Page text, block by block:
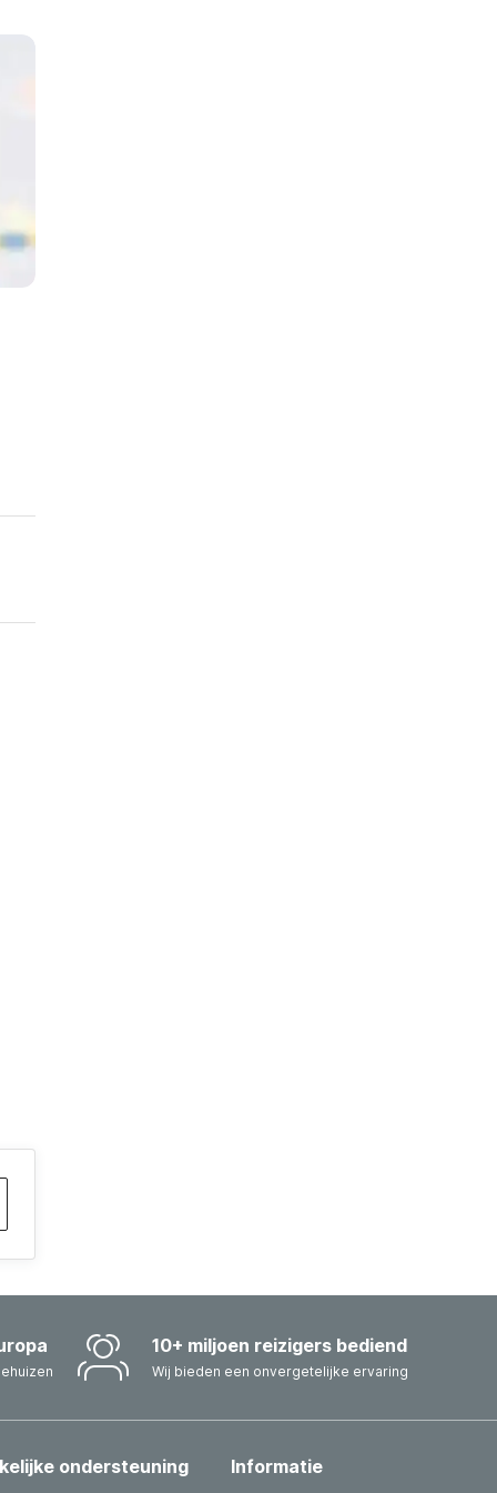
10+ miljoen reizigers bediend
Wij bieden een onvergetelijke ervaring
ondersteuning Informatie